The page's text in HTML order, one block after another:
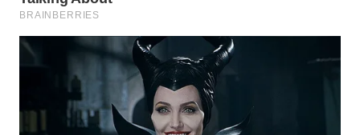
MALUT
DAIRI
WN